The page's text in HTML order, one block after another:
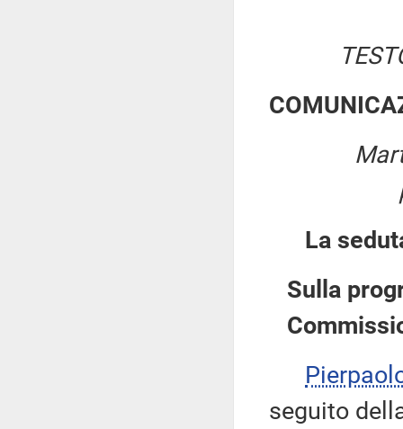
La
Sulla
seguito